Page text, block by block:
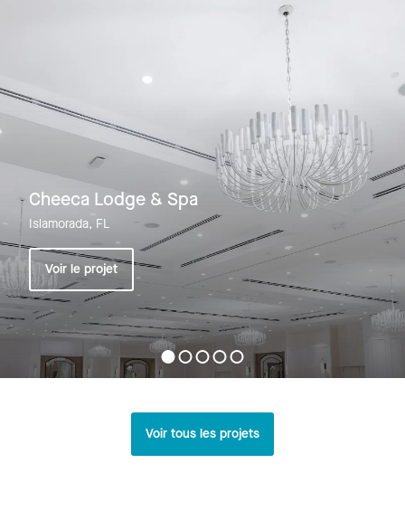
Cheeca Lodge & Spa
Islamorada, FL
Voir le projet
Voir tous les projets